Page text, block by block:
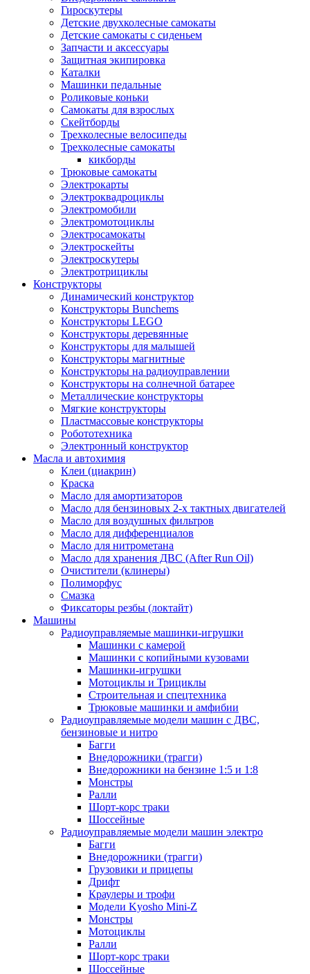
Гироскутеры
Детские двухколесные самокаты
Детские самокаты с сиденьем
Запчасти и аксессуары
Защитная экипировка
Каталки
Машинки педальные
Роликовые коньки
Самокаты для взрослых
Скейтборды
Трехколесные велосипеды
Трехколесные самокаты
кикборды
Трюковые самокаты
Электрокарты
Электроквадроциклы
Электромобили
Электромотоциклы
Электросамокаты
Электроскейты
Электроскутеры
Электротрициклы
Конструкторы
Динамический конструктор
Конструкторы Bunchems
Конструкторы LEGO
Конструкторы деревянные
Конструкторы для малышей
Конструкторы магнитные
Конструкторы на радиоуправлении
Конструкторы на солнечной батарее
Металлические конструкторы
Мягкие конструкторы
Пластмассовые конструкторы
Робототехника
Электронный конструктор
Масла и автохимия
Клеи (циакрин)
Краска
Масло для амортизаторов
Масло для бензиновых 2-х тактных двигателей
Масло для воздушных фильтров
Масло для дифференциалов
Масло для нитрометана
Масло для хранения ДВС (After Run Oil)
Очистители (клинеры)
Полиморфус
Смазка
Фиксаторы резбы (локтайт)
Машины
Радиоуправляемые машинки-игрушки
Машинки с камерой
Машинки с копийными кузовами
Машинки-игрушки
Мотоциклы и Трициклы
Строительная и спецтехника
Трюковые машинки и амфибии
Радиоуправляемые модели машин с ДВС,
бензиновые и нитро
Багги
Внедорожники (трагги)
Внедорожники на бензине 1:5 и 1:8
Монстры
Ралли
Шорт-корс траки
Шоссейные
Радиоуправляемые модели машин электро
Багги
Внедорожники (трагги)
Грузовики и прицепы
Дрифт
Краулеры и трофи
Модели Kyosho Mini-Z
Монстры
Мотоциклы
Ралли
Шорт-корс траки
Шоссейные